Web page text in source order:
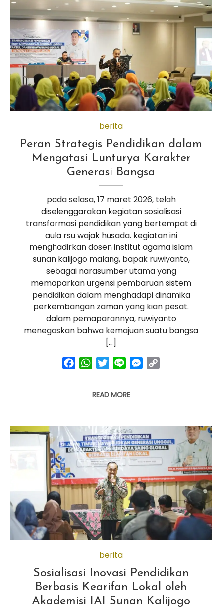
berita
Peran Strategis Pendidikan dalam
Mengatasi Lunturya Karakter
Generasi Bangsa
pada selasa, 17 maret 2026, telah
diselenggarakan kegiatan sosialisasi
transformasi pendidikan yang bertempat di
aula rsu wajak husada. kegiatan ini
menghadirkan dosen institut agama islam
sunan kalijogo malang, bapak ruwiyanto,
sebagai narasumber utama yang
memaparkan urgensi pembaruan sistem
pendidikan dalam menghadapi dinamika
perkembangan zaman yang kian pesat.
dalam pemaparannya, ruwiyanto
menegaskan bahwa kemajuan suatu bangsa
[…]
facebookwhatsapp
twitterline messenger
READ MORE
berita
Sosialisasi Inovasi Pendidikan
Berbasis Kearifan Lokal oleh
Akademisi IAI Sunan Kalijogo